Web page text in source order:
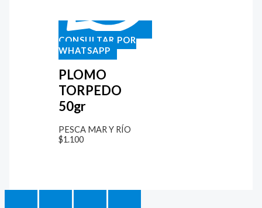
CONSULTAR POR
WHATSAPP
PLOMO
TORPEDO
50gr
PESCA MAR Y RÍO
$1.100